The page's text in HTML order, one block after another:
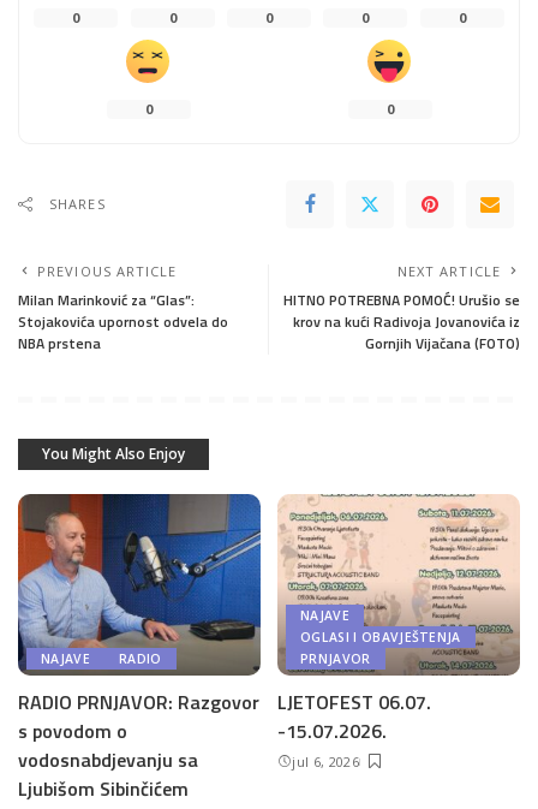
0 0 0 0 0
0 0
SHARES
PREVIOUS ARTICLE
Milan Marinković za “Glas”:
Stojakovića upornost odvela do
NBA prstena
NEXT ARTICLE
HITNO POTREBNA POMOĆ! Urušio se
krov na kući Radivoja Jovanovića iz
Gornjih Vijačana (FOTO)
You Might Also Enjoy
NAJAVE RADIO
RADIO PRNJAVOR: Razgovor
s povodom o
vodosnabdjevanju sa
Ljubišom Sibinčićem
NAJAVE
OGLASI I OBAVJEŠTENJA
PRNJAVOR
LJETOFEST 06.07.
-15.07.2026.
jul 6, 2026